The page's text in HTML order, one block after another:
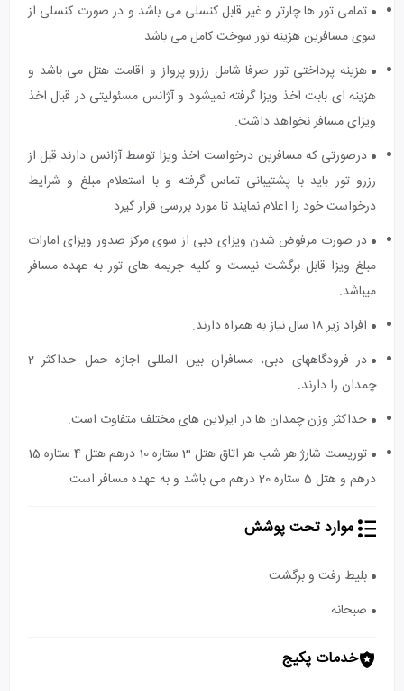
تمامی تور ها چارتر و غیر قابل کنسلی می باشد و در صورت کنسلی از
سوی مسافرین هزینه تور سوخت کامل می باشد
هزینه پرداختی تور صرفا شامل رزرو پرواز و اقامت هتل می باشد و
هزینه ای بابت اخذ ویزا گرفته نمیشود و آژانس مسئولیتی در قبال اخذ
ویزای مسافر نخواهد داشت.
درصورتی که مسافرین درخواست اخذ ویزا توسط آژانس دارند قبل از
رزرو تور باید با پشتیبانی تماس گرفته و با استعلام مبلغ و شرایط
درخواست خود را اعلام نمایند تا مورد بررسی قرار گیرد.
در صورت مرفوض شدن ویزای دبی از سوی مرکز صدور ویزای امارات
مبلغ ویزا قابل برگشت نیست و کلیه جریمه های تور به عهده مسافر
میباشد.
افراد زیر ۱۸ سال نیاز به همراه دارند.
در فرودگاه‎های دبی، مسافران بین المللی اجازه حمل حداکثر 2
چمدان را دارند.
حداکثر وزن چمدان ها در ایرلاین های مختلف متفاوت است.
توریست شارژ هر شب هر اتاق هتل 3 ستاره 10 درهم هتل 4 ستاره 15
درهم و هتل 5 ستاره 20 درهم می باشد و به عهده مسافر است
موارد تحت پوشش
بلیط رفت و برگشت
صبحانه
خدمات پکیج